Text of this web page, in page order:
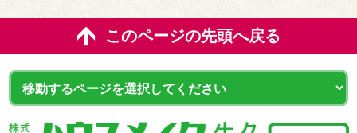
このページの先頭へ戻る